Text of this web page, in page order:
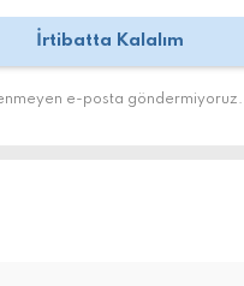
e-posta göndermiyoruz.